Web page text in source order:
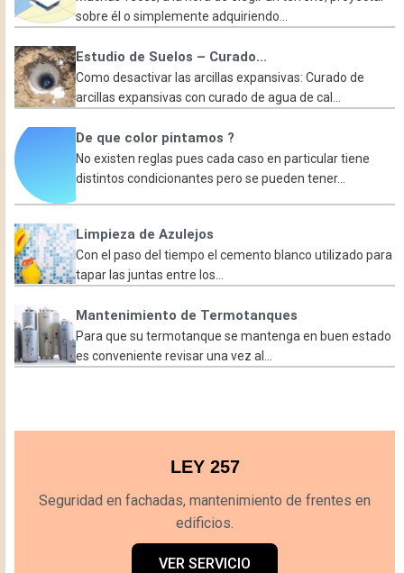
sobre él o simplemente adquiriendo...
Estudio de Suelos – Curado...
Como desactivar las arcillas expansivas: Curado de
arcillas expansivas con curado de agua de cal...
De que color pintamos ?
No existen reglas pues cada caso en particular tiene
distintos condicionantes pero se pueden tener...
Limpieza de Azulejos
Con el paso del tiempo el cemento blanco utilizado para
tapar las juntas entre los...
Mantenimiento de Termotanques
Para que su termotanque se mantenga en buen estado
es conveniente revisar una vez al...
LEY 257
Seguridad en fachadas, mantenimiento de frentes en
edificios.
VER SERVICIO